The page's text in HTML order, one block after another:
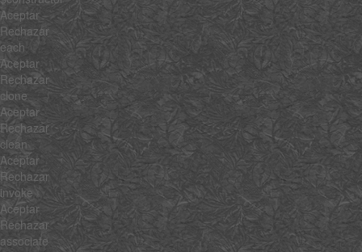
Aceptar
Rechazar
each
Aceptar
Rechazar
clone
Aceptar
Rechazar
clean
Aceptar
Rechazar
invoke
Aceptar
Rechazar
associate